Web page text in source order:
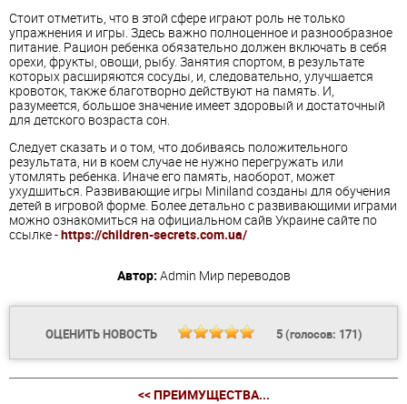
Стоит отметить, что в этой сфере играют роль не только
упражнения и игры. Здесь важно полноценное и разнообразное
питание. Рацион ребенка обязательно должен включать в себя
орехи, фрукты, овощи, рыбу. Занятия спортом, в результате
которых расширяются сосуды, и, следовательно, улучшается
кровоток, также благотворно действуют на память. И,
разумеется, большое значение имеет здоровый и достаточный
для детского возраста сон.
Следует сказать и о том, что добиваясь положительного
результата, ни в коем случае не нужно перегружать или
утомлять ребенка. Иначе его память, наоборот, может
ухудшиться. Развивающие игры Miniland созданы для обучения
детей в игровой форме. Более детально с развивающими играми
можно ознакомиться на официальном сайв Украине сайте по
ссылке -https://children-secrets.com.ua/
Автор: Admin Мир переводов
ОЦЕНИТЬ НОВОСТЬ 5(голосов: 171)
<< ПРЕИМУЩЕСТВА...